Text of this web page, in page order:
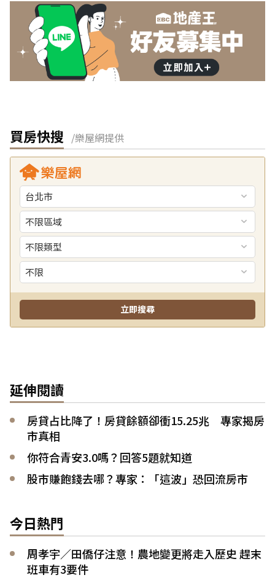
買房快搜 /樂屋網提供
延伸閱讀
房貸占比降了！房貸餘額卻衝15.25兆 專家揭房
市真相
你符合青安3.0嗎？回答5題就知道
股市賺飽錢去哪？專家：「這波」恐回流房市
今日熱門
周孝宇／田僑仔注意！農地變更將走入歷史 趕末
班車有3要件